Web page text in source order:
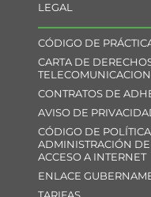
LEGAL
CÓDIGO DE
CARTA DE
CONTRATOS DE
AVISO DE
CÓDIGO DE
ADMINISTRACIÓN
ACCESO A INTERNET
ENLACE